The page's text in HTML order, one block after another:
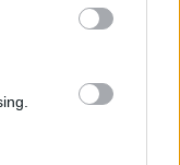
πλαίσιο της Διπλής
μέρος ενός νέου